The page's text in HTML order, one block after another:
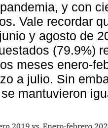
y con
Vale recordar
y agosto de
(79.9%)
meses enero-
a julio. Sin
mantuvieron